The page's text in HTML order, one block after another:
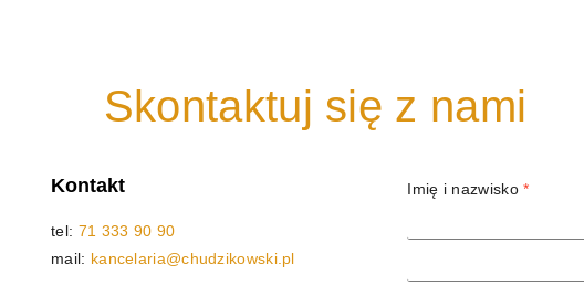
Skontaktuj się z nami
Kontakt
tel: 71 333 90 90
mail: kancelaria@chudzikowski.pl
Imię i nazwisko*